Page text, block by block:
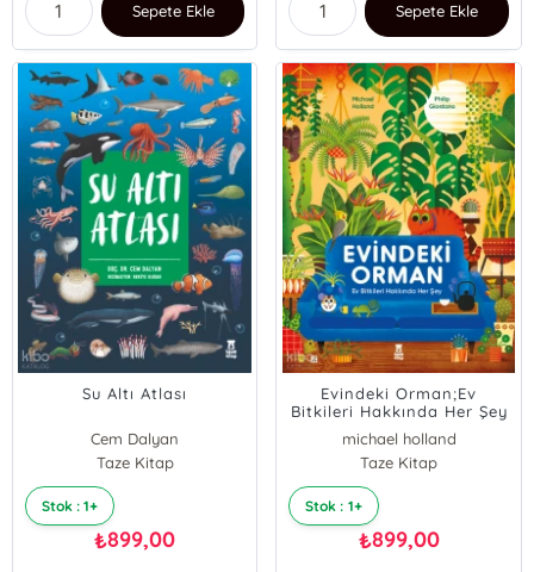
Sepete Ekle Sepete Ekle
Su Altı Atlası
Cem Dalyan
Taze Kitap
Stok : 1+
₺899,00
Evindeki Orman;Ev
Bitkileri Hakkında Her Şey
michael holland
Taze Kitap
Stok : 1+
₺899,00